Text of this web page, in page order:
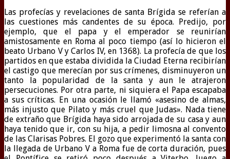
Las profecías y revelaciones de santa Brígida se referían a
las cuestiones más candentes de su época. Predijo, por
ejemplo, que el papa y el emperador se reunirían
amistosamente en Roma al poco tiempo (así lo hicieron el
beato Urbano V y Carlos IV, en 1368). La profecía de que los
partidos en que estaba dividida la Ciudad Eterna recibirían
el castigo que merecían por sus crímenes, disminuyeron un
tanto la popularidad de la santa y aun le atrajeron
persecuciones. Por otra parte, ni siquiera el Papa escapaba
a sus críticas. En una ocasión le llamó «asesino de almas,
más injusto que Pilato y más cruel que Judas». Nada tiene
de extraño que Brígida haya sido arrojada de su casa y aun
haya tenido que ir, con su hija, a pedir limosna al convento
de las Clarisas Pobres. El gozo que experimentó la santa con
la llegada de Urbano V a Roma fue de corta duración, pues